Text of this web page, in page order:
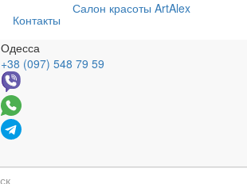
Контакты
Салон красоты ArtAlex
Одесса
+38 (097) 548 79 59